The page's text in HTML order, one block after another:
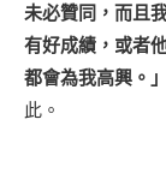
未必贊同，而且
有好成績，或者
都會為我高興。」
此。